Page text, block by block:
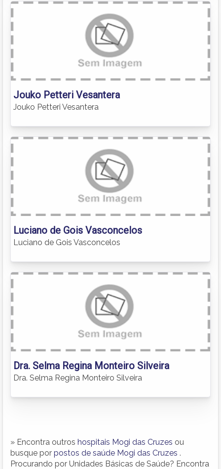
Jouko Petteri Vesantera
Jouko Petteri Vesantera
Luciano de Gois Vasconcelos
Luciano de Gois Vasconcelos
Dra. Selma Regina Monteiro Silveira
Dra. Selma Regina Monteiro Silveira
» Encontra outros hospitais Mogi das Cruzes ou
busque por postos de saúde Mogi das Cruzes .
Procurando por Unidades Básicas de Saúde? Encontra